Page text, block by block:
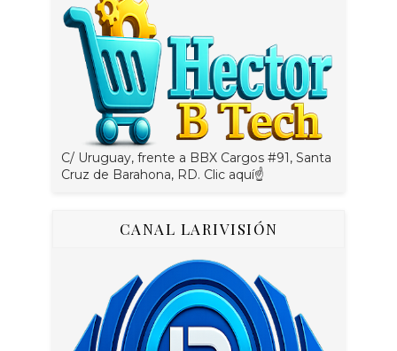
C/ Uruguay, frente a BBX Cargos #91, Santa
Cruz de Barahona, RD. Clic aquí☝
CANAL LARIVISIÓN